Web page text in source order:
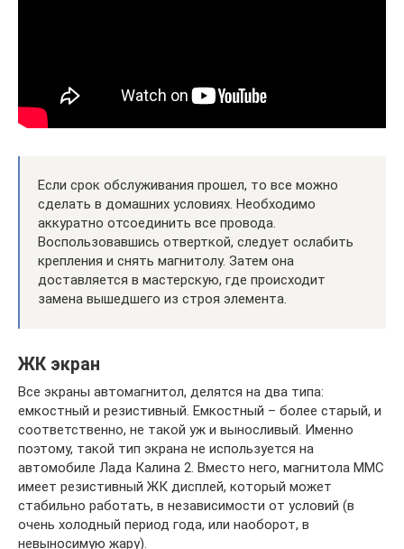
Если срок обслуживания прошел, то все можно
сделать в домашних условиях. Необходимо
аккуратно отсоединить все провода.
Воспользовавшись отверткой, следует ослабить
крепления и снять магнитолу. Затем она
доставляется в мастерскую, где происходит
замена вышедшего из строя элемента.
ЖК экран
Все экраны автомагнитол, делятся на два типа:
емкостный и резистивный. Емкостный – более старый, и
соответственно, не такой уж и выносливый. Именно
поэтому, такой тип экрана не используется на
автомобиле Лада Калина 2. Вместо него, магнитола ММС
имеет резистивный ЖК дисплей, который может
стабильно работать, в независимости от условий (в
очень холодный период года, или наоборот, в
невыносимую жару).